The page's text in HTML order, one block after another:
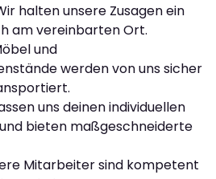
halten unsere Zusagen ein
am vereinbarten Ort.
und
werden von uns sicher
uns deinen individuellen
bieten maßgeschneiderte
Mitarbeiter sind kompetent